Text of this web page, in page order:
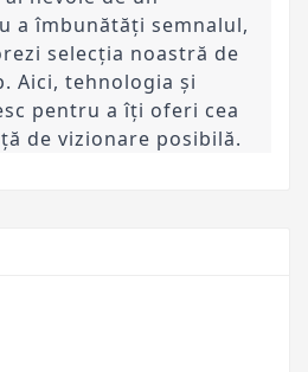
a îmbunătăți semnalul,
selecția noastră de
Aici, tehnologia și
pentru a îți oferi cea
de vizionare posibilă.